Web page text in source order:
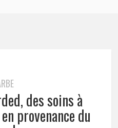
des soins à
provenance du